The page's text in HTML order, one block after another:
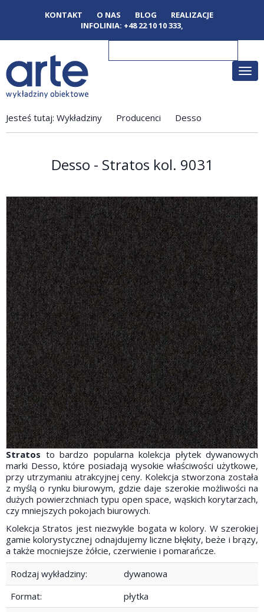
KONTAKT O NAS BLOG
REALIZACJE
INFOLINIA: +48 22 10 10 333,
Jesteś tutaj: Wykładziny Producenci Desso
Desso - Stratos kol. 9031
Stratos to bardzo popularna kolekcja płytek dywanowych
marki Desso, które posiadają wysokie właściwości użytkowe,
przy utrzymaniu atrakcyjnej ceny. Kolekcja stworzona została
z myślą o rynku biurowym, gdzie daje szerokie możliwości na
dużych powierzchniach typu open space, wąskich korytarzach,
czy mniejszych pokojach biurowych.
Kolekcja Stratos jest niezwykle bogata w kolory. W szerokiej
gamie kolorystycznej odnajdujemy liczne błękity, beże i brązy,
a także mocniejsze żółcie, czerwienie i pomarańcze.
Rodzaj wykładziny:
dywanowa
Format:
płytka